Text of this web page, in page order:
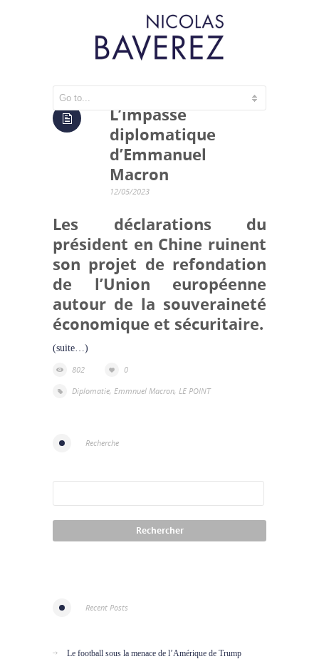
L’impasse
diplomatique
d’Emmanuel
Macron
12/05/2023
Les déclarations du
président en Chine ruinent
son projet de refondation
de l’Union européenne
autour de la souveraineté
économique et sécuritaire.
(suite…)
802
0
Diplomatie, Emmnuel Macron, LE POINT
Recherche
Recent Posts
Le football sous la menace de l’Amérique de Trump